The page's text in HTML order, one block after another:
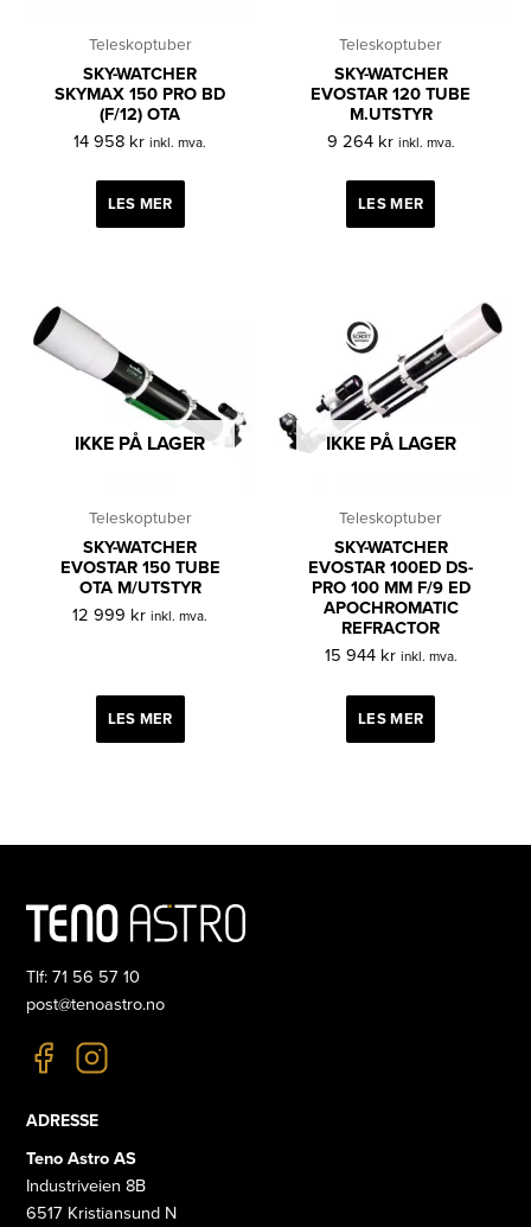
Teleskoptuber
SKY-WATCHER
SKYMAX 150 PRO BD
(F/12) OTA
14 958 kr inkl. mva.
LES MER
Teleskoptuber
SKY-WATCHER
EVOSTAR 120 TUBE
M.UTSTYR
9 264 kr inkl. mva.
LES MER
IKKE PÅ LAGER
Teleskoptuber
SKY-WATCHER
EVOSTAR 150 TUBE
OTA M/UTSTYR
12 999 kr inkl. mva.
LES MER
IKKE PÅ LAGER
Teleskoptuber
SKY-WATCHER
EVOSTAR 100ED DS-
PRO 100 MM F/9 ED
APOCHROMATIC
REFRACTOR
15 944 kr inkl. mva.
LES MER
Tlf: 71 56 57 10
post@tenoastro.no
ADRESSE
Teno Astro AS
Industriveien 8B
6517 Kristiansund N